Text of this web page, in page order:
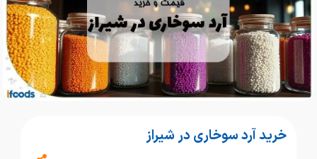
خرید آرد سوخاری در شیراز